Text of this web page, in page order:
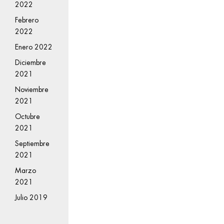
2022
Febrero
2022
Enero 2022
Diciembre
2021
Noviembre
2021
Octubre
2021
Septiembre
2021
Marzo
2021
Julio 2019